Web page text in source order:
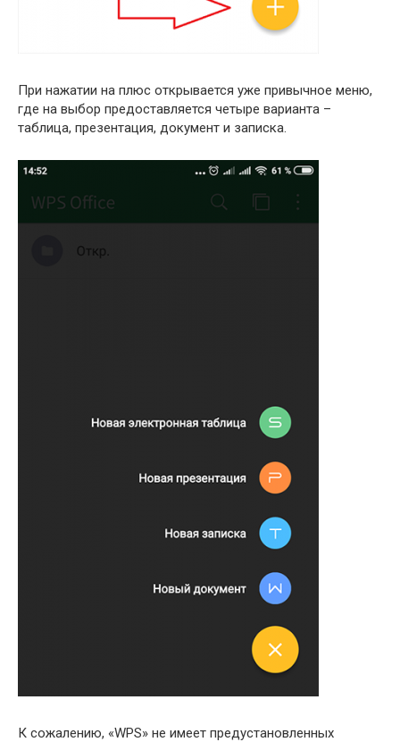
При нажатии на плюс открывается уже привычное меню,
где на выбор предоставляется четыре варианта –
таблица, презентация, документ и записка.
К сожалению, «WPS» не имеет предустановленных